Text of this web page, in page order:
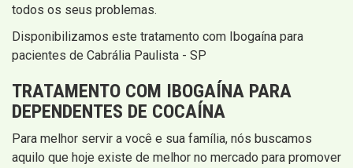
todos os seus problemas.
Disponibilizamos este tratamento com Ibogaína para
pacientes de Cabrália Paulista - SP
TRATAMENTO COM IBOGAÍNA PARA
DEPENDENTES DE COCAÍNA
Para melhor servir a você e sua família, nós buscamos
aquilo que hoje existe de melhor no mercado para promover